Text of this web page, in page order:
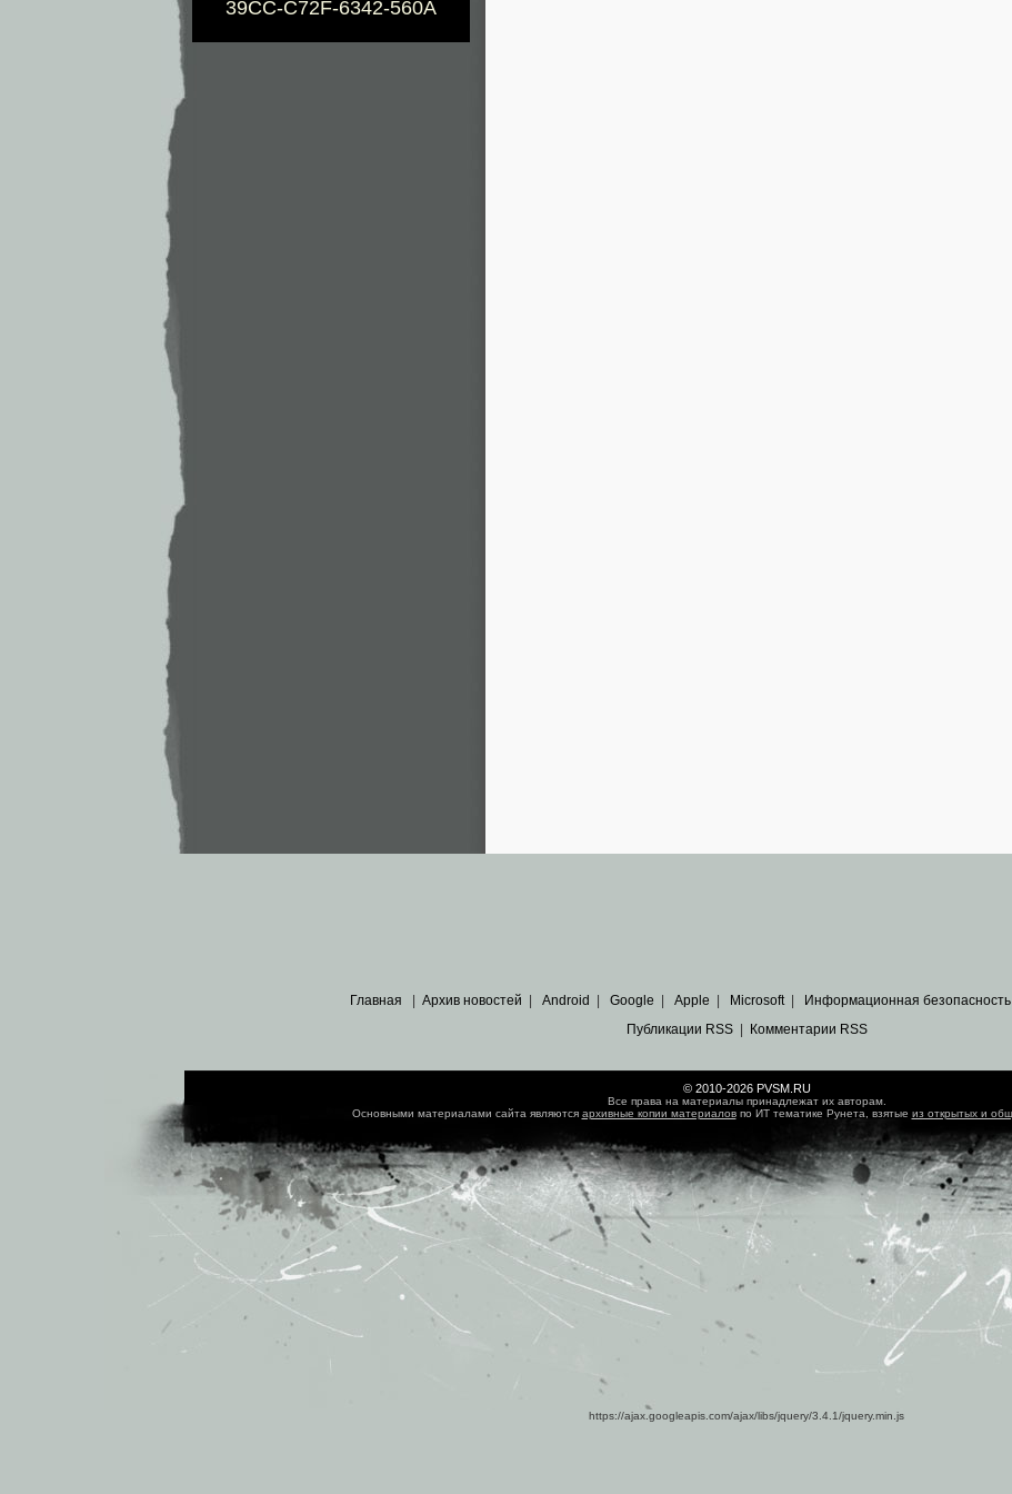
39CC-C72F-6342-560A
Главная Архив новостей Android Google Apple Microsoft| Информационная безопасность
Публикации RSS| Комментарии RSS
© 2010-2026 PVSM.RU
Все права на материалы принадлежат их авторам.
Основными материалами сайта являются архивные копии материаловпо ИТ тематике Рунета, взятые из открытых и
https://ajax.googleapis.com/ajax/libs/jquery/3.4.1/jquery.min.js